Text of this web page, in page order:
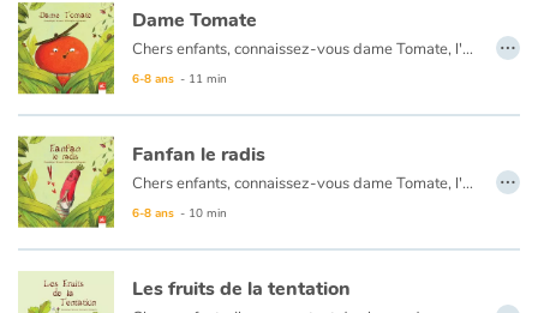
À l'école
Fêtes et évènements
Amour et amitié
Sujets de société
Émotions et sentiments
Dame Tomate
Chers enfants, connaissez-vous dame Tomate, l'aventurière du potager, ou la demoiselle Citrouille qui rêve d'être une star, et puis ce petit Radis, amoureux de la Pâquerette, si différente de lui ? Ces contes drôles et pas comme les autres vous feront vivre des aventures fabuleuses. Vous ne regarderez plus les potagers de la même manière. Mais chuuut ! Ecoutez, ou lisez plutôt... Vous serez surpris !
6-8 ans - 11 min
…
Fanfan le radis
Chers enfants, connaissez-vous dame Tomate, l'aventurière du potager, ou la demoiselle Citrouille qui rêve d'être une star, et puis ce petit Radis, amoureux de la Pâquerette, si différente de lui ? Ces contes drôles et pas comme les autres vous feront vivre des aventures fabuleuses. Vous ne regarderez plus les potagers de la même manière. Mais chuuut ! Écoutez, ou lisez plutôt... Vous serez surpris !
6-8 ans - 10 min
…
Les fruits de la tentation